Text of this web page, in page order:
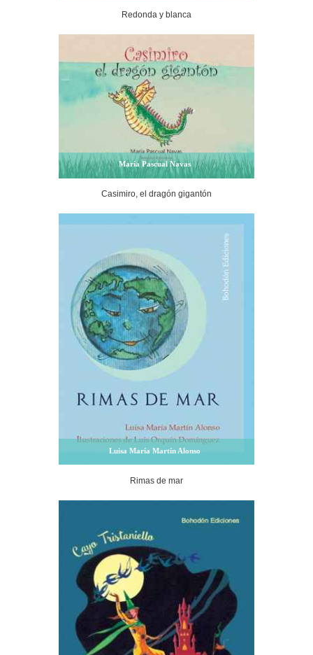
Redonda y blanca
María Pascual Navas
Casimiro, el dragón gigantón
Luisa María Martín Alonso
Rimas de mar